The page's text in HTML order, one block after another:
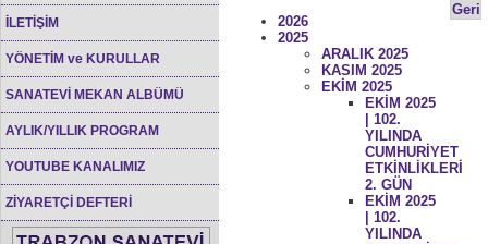
İLETİŞİM
YÖNETİM ve KURULLAR
SANATEVİ MEKAN ALBÜMÜ
AYLIK/YILLIK PROGRAM
YOUTUBE KANALIMIZ
ZİYARETÇİ DEFTERİ
Geri
2026
2025
ARALIK 2025
KASIM 2025
EKİM 2025
EKİM 2025
| 102.
YILINDA
CUMHURİYET
ETKİNLİKLERİ
2. GÜN
EKİM 2025
| 102.
YILINDA